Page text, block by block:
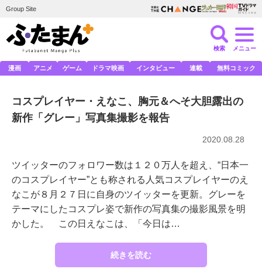
Group Site
検索 メニュー
漫画 アニメ ゲーム ドラマ映画 インタビュー 連載 無料コミック
コスプレイヤー・えなこ、胸元＆へそ大胆露出の
新作「グレー」写真集撮影を報告
2020.08.28
ツイッターのフォロワー数は１２０万人を超え、“日本一
のコスプレイヤー”とも称される人気コスプレイヤーのえ
なこが８月２７日に自身のツイッターを更新。グレーを
テーマにしたコスプレ姿で新作の写真集の撮影風景を明
かした。 この日えなこは、「今日は…
続きを読む